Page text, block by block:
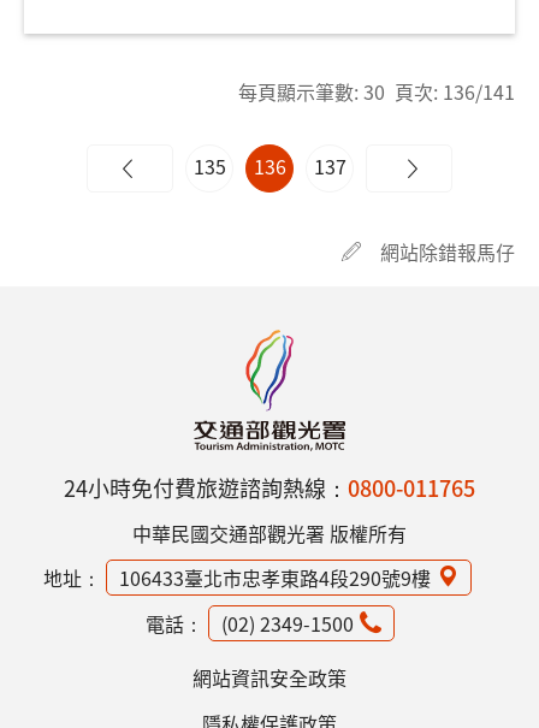
每頁顯示筆數: 30 頁次: 136/141
135 136 137
網站除錯報馬仔
24小時免付費旅遊諮詢熱線： 0800-011765
中華民國交通部觀光署 版權所有
地址：
106433臺北市忠孝東路4段290號9樓
電話：
(02) 2349-1500
網站資訊安全政策